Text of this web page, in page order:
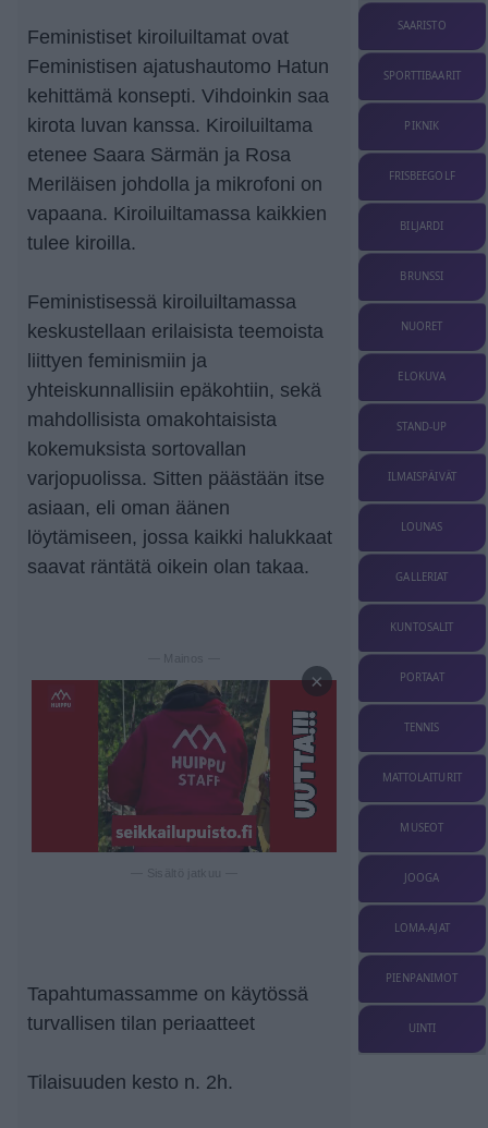
Feministiset kiroiluiltamat ovat
Feministisen ajatushautomo Hatun
kehittämä konsepti. Vihdoinkin saa
kirota luvan kanssa. Kiroiluiltama
etenee Saara Särmän ja Rosa
Meriläisen johdolla ja mikrofoni on
vapaana. Kiroiluiltamassa kaikkien
tulee kiroilla.
Feministisessä kiroiluiltamassa
keskustellaan erilaisista teemoista
liittyen feminismiin ja
yhteiskunnallisiin epäkohtiin, sekä
mahdollisista omakohtaisista
kokemuksista sortovallan
varjopuolissa. Sitten päästään itse
asiaan, eli oman äänen
löytämiseen, jossa kaikki halukkaat
saavat räntätä oikein olan takaa.
— Mainos —
×
Tapahtumassamme on käytössä
turvallisen tilan periaatteet
Tilaisuuden kesto n. 2h.
SAARISTO
SPORTTIBAARIT
PIKNIK
FRISBEEGOLF
BILJARDI
BRUNSSI
NUORET
ELOKUVA
STAND-UP
ILMAISPÄIVÄT
LOUNAS
GALLERIAT
KUNTOSALIT
PORTAAT
TENNIS
MATTOLAITURIT
MUSEOT
JOOGA
LOMA-AJAT
PIENPANIMOT
UINTI